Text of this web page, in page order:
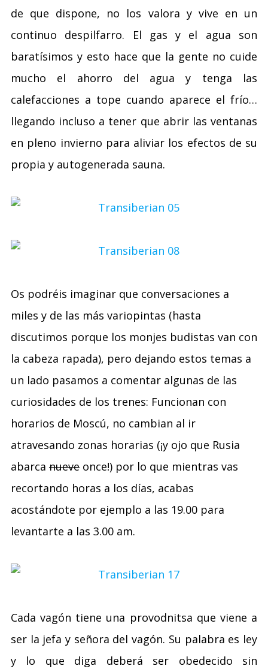
de que dispone, no los valora y vive en un
continuo despilfarro. El gas y el agua son
baratísimos y esto hace que la gente no cuide
mucho el ahorro del agua y tenga las
calefacciones a tope cuando aparece el frío…
llegando incluso a tener que abrir las ventanas
en pleno invierno para aliviar los efectos de su
propia y autogenerada sauna.
Os podréis imaginar que conversaciones a
miles y de las más variopintas (hasta
discutimos porque los monjes budistas van con
la cabeza rapada), pero dejando estos temas a
un lado pasamos a comentar algunas de las
curiosidades de los trenes: Funcionan con
horarios de Moscú, no cambian al ir
atravesando zonas horarias (¡y ojo que Rusia
abarca nueve once!) por lo que mientras vas
recortando horas a los días, acabas
acostándote por ejemplo a las 19.00 para
levantarte a las 3.00 am.
Cada vagón tiene una provodnitsa que viene a
ser la jefa y señora del vagón. Su palabra es ley
y lo que diga deberá ser obedecido sin